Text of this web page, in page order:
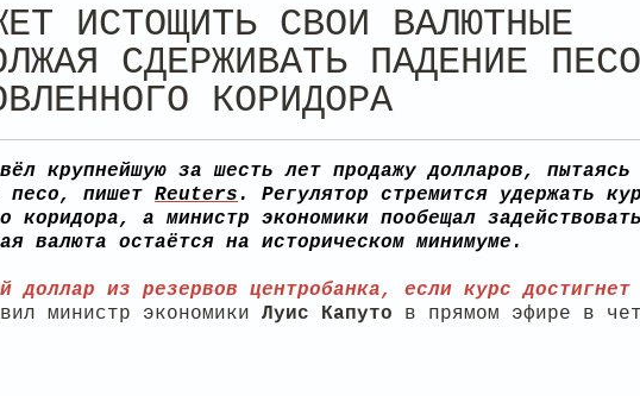
ИСТОЩИТЬ СВОИ ВАЛЮТНЫЕ
СДЕРЖИВАТЬ ПАДЕНИЕ
КОРИДОРА
крупнейшую за шесть лет продажу долларов, пытаясь
песо, пишет Reuters . Регулятор стремится удержать
коридора, а министр экономики пообещал
валюта остаётся на историческом минимуме.
доллар из резервов центробанка, если курс достигнет
министр экономики Луис Капуто в прямом эфире в